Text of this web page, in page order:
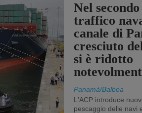
Nel
traffico
canale di
cresciuto
si è ridotto
Panamá/Balboa
L'ACP introduce
pescaggio delle navi